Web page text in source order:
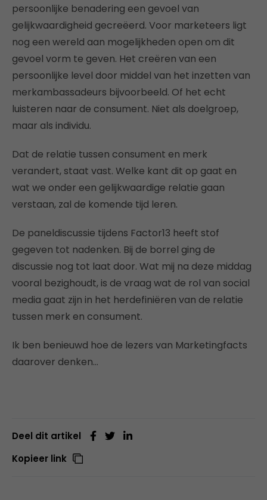
persoonlijke benadering een gevoel van
gelijkwaardigheid gecreëerd. Voor marketeers ligt
nog een wereld aan mogelijkheden open om dit
gevoel vorm te geven. Het creëren van een
persoonlijke level door middel van het inzetten van
merkambassadeurs bijvoorbeeld. Of het echt
luisteren naar de consument. Niet als doelgroep,
maar als individu.
Dat de relatie tussen consument en merk
verandert, staat vast. Welke kant dit op gaat en
wat we onder een gelijkwaardige relatie gaan
verstaan, zal de komende tijd leren.
De paneldiscussie tijdens Factor13 heeft stof
gegeven tot nadenken. Bij de borrel ging de
discussie nog tot laat door. Wat mij na deze middag
vooral bezighoudt, is de vraag wat de rol van social
media gaat zijn in het herdefiniëren van de relatie
tussen merk en consument.
Ik ben benieuwd hoe de lezers van Marketingfacts
daarover denken…
Deel dit artikel
Kopieer link